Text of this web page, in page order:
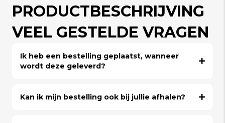
PRODUCTBESCHRIJVING
VEEL GESTELDE VRAGEN
Ik heb een bestelling geplaatst, wanneer
wordt deze geleverd?
Kan ik mijn bestelling ook bij jullie afhalen?